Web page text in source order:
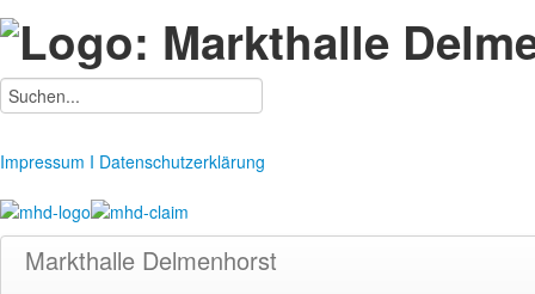
Impressum I Datenschutzerklärung
Markthalle Delmenhorst